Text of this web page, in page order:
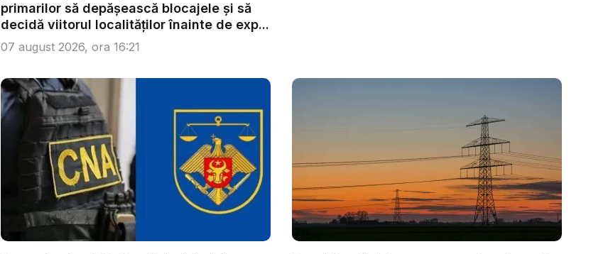
primarilor să depășească blocajele și să
decidă viitorul localităților înainte de exp...
07 august 2026, ora 16:21